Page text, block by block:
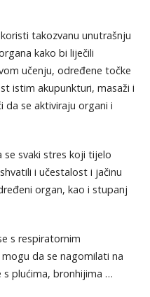
takozvanu unutrašnju
kako bi liječili
učenju, određene točke
istim akupunkturi, masaži i
da se aktiviraju organi i
se svaki stres koji tijelo
i učestalost i jačinu
organ, kao i stupanj
s respiratornim
da se nagomilati na
plućima, bronhijima …